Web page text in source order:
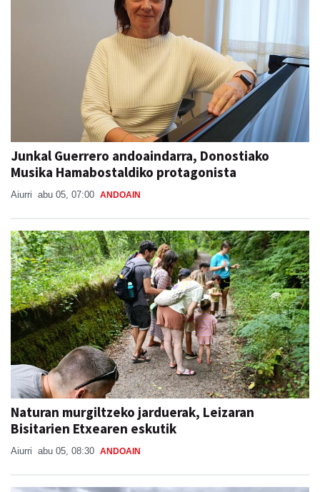
Junkal Guerrero andoaindarra, Donostiako
Musika Hamabostaldiko protagonista
Aiurri abu 05, 07:00 ANDOAIN
Naturan murgiltzeko jarduerak, Leizaran
Bisitarien Etxearen eskutik
Aiurri abu 05, 08:30 ANDOAIN